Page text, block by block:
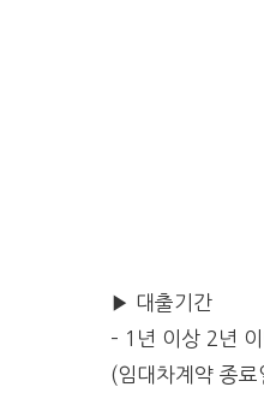
▶ 대출기간
– 1년 이상 2년 이
(임대차계약 종